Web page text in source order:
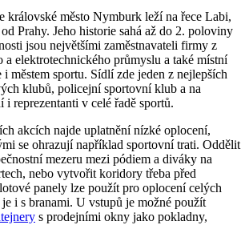
královské město Nymburk leží na řece Labi,
Prahy. Jeho historie sahá až do 2. poloviny
jsou největšími zaměstnavateli firmy z
a elektrotechnického průmyslu a také místní
městem sportu. Sídlí zde jeden z nejlepších
klubů, policejní sportovní klub a na
i reprezentanti v celé řadě sportů.
akcích najde uplatnění nízké oplocení,
se ohrazují například sportovní trati. Oddělit
mezeru mezi pódiem a diváky na
nebo vytvořit koridory třeba před
panely lze použít pro oplocení celých
i s branami. U vstupů je možné použít
s prodejními okny jako pokladny,